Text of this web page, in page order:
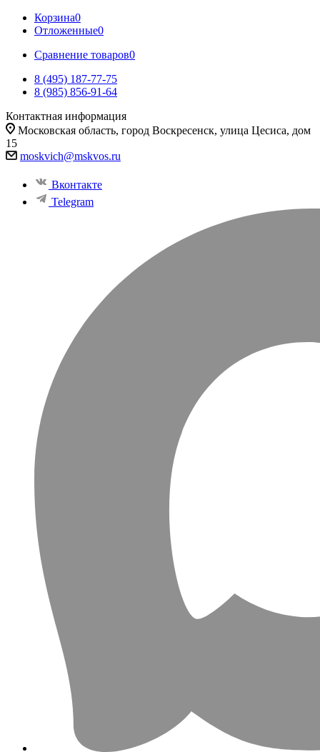
Корзина0
Отложенные0
Сравнение товаров0
8 (495) 187-77-75
8 (985) 856-91-64
Контактная информация
Московская область, город Воскресенск, улица Цесиса, дом
15
moskvich@mskvos.ru
Вконтакте
Telegram